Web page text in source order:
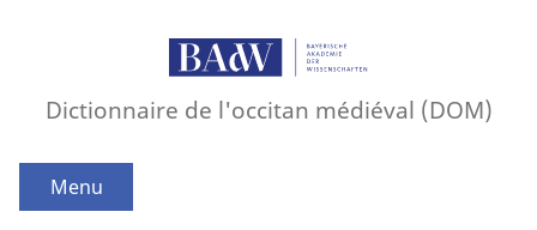
Dictionnaire de l'occitan médiéval (DOM)
Menu